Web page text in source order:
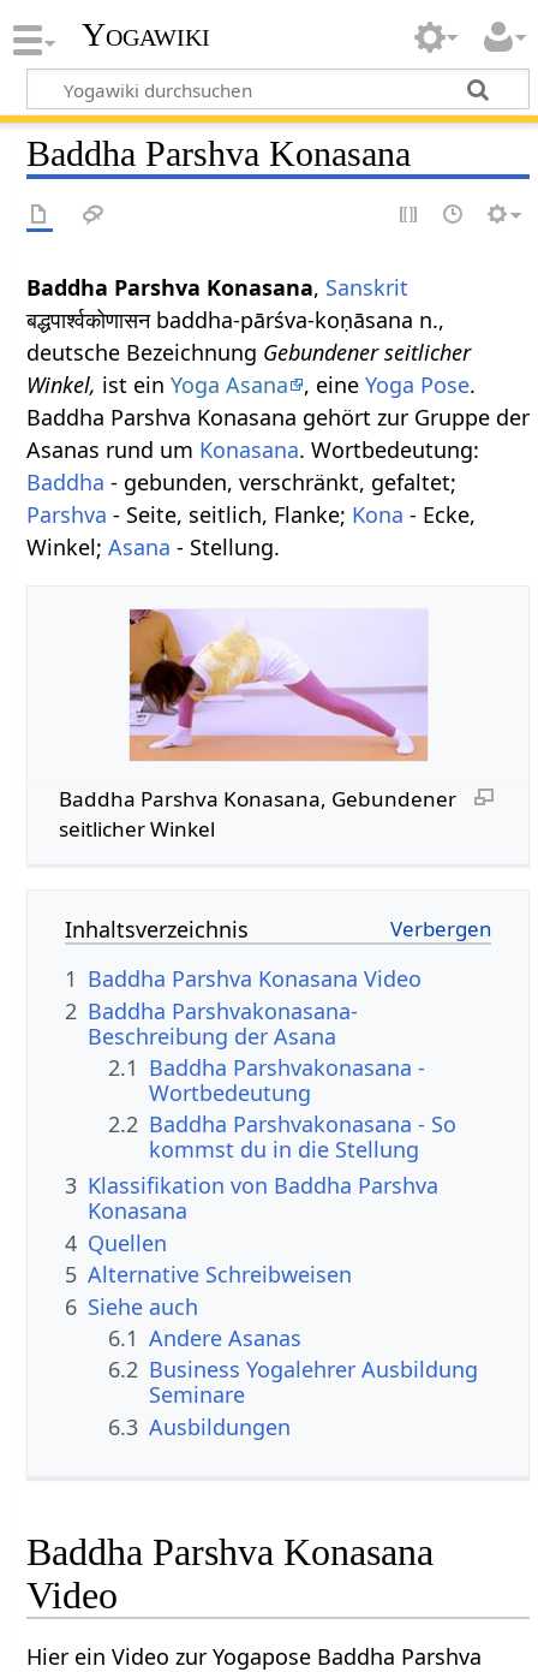
Yogawiki
Baddha Parshva Konasana
Baddha Parshva Konasana, Sanskrit
बद्धपार्श्वकोणासन baddha-pārśva-koṇāsana n.,
deutsche Bezeichnung Gebundener seitlicher
Winkel, ist einYoga Asana , eineYoga Pose.
Baddha Parshva Konasana gehört zur Gruppe der
Asanas rund um Konasana. Wortbedeutung:
Baddha - gebunden, verschränkt, gefaltet;
Parshva - Seite, seitlich, Flanke; Kona - Ecke,
Winkel;Asana - Stellung.
Baddha Parshva Konasana, Gebundener
seitlicher Winkel
Inhaltsverzeichnis
1 Baddha Parshva Konasana Video
2 Baddha Parshvakonasana-
Beschreibung der Asana
2.1 Baddha Parshvakonasana -
Wortbedeutung
2.2 Baddha Parshvakonasana - So
kommst du in die Stellung
3 Klassifikation von Baddha Parshva
Konasana
4 Quellen
5 Alternative Schreibweisen
6 Siehe auch
6.1 Andere Asanas
6.2 Business Yogalehrer Ausbildung
Seminare
6.3 Ausbildungen
Baddha Parshva Konasana
Video
Hier ein Video zur Yogapose Baddha Parshva